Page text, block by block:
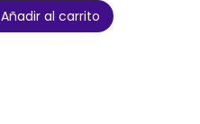
Añadir al carrito